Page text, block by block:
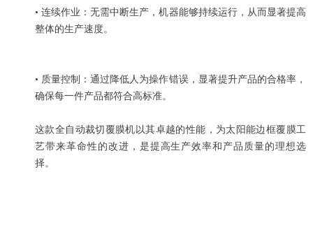
• 连续作业：无需中断生产，机器能够持续运行，从而显著提高
整体的生产速度。
• 质量控制：通过降低人为操作错误，显著提升产品的合格率，
确保每一件产品都符合高标准。
这款全自动裁切覆膜机以其卓越的性能，为太阳能边框覆膜工
艺带来革命性的改进，是提高生产效率和产品质量的理想选
择。